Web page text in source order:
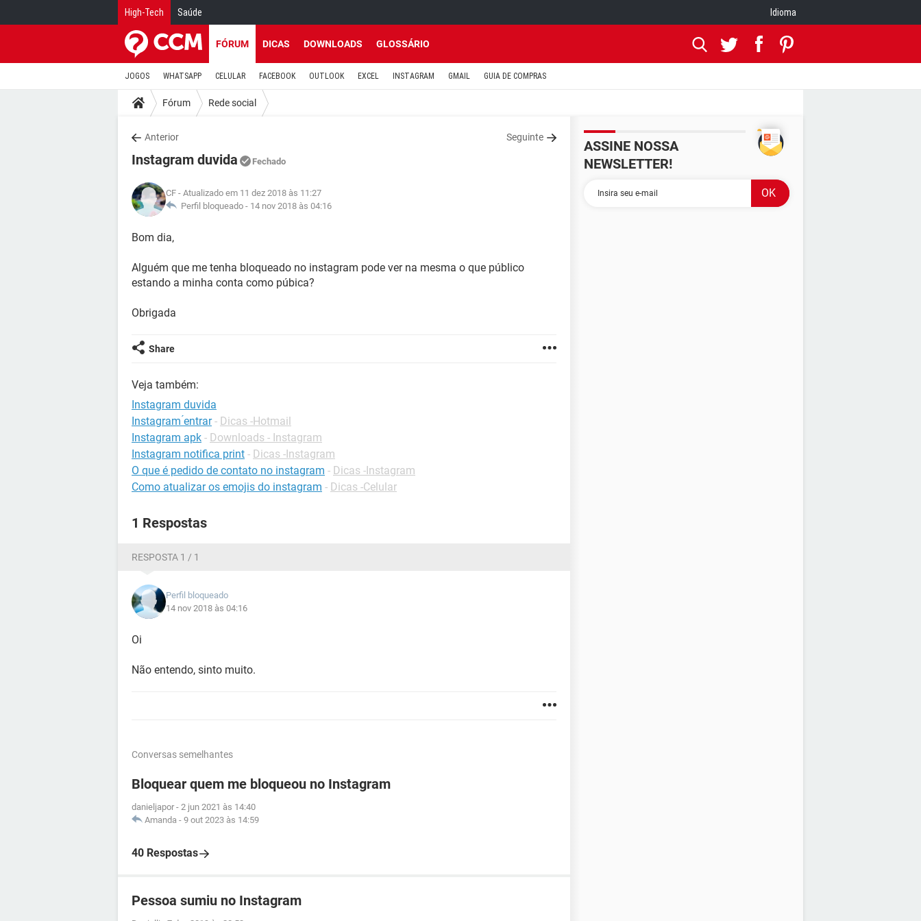
High-Tech Saúde Idioma
FÓRUM DICAS DOWNLOADS GLOSSÁRIO
JOGOS WHATSAPP CELULAR FACEBOOK OUTLOOK EXCEL INSTAGRAM GMAIL GUIA DE COMPRAS
Fórum Rede social
Anterior Seguinte
Instagram duvida Fechado
CF - Atualizado em 11 dez 2018 às 11:27
Perfil bloqueado - 14 nov 2018 às 04:16
Bom dia,
Alguém que me tenha bloqueado no instagram pode ver na mesma o que público
estando a minha conta como púbica?
Obrigada
Share
Veja também:
Instagram duvida
Instagram ́entrar - Dicas -Hotmail
Instagram apk - Downloads - Instagram
Instagram notifica print - Dicas -Instagram
O que é pedido de contato no instagram - Dicas -Instagram
Como atualizar os emojis do instagram - Dicas -Celular
1 Respostas
RESPOSTA 1 / 1
Perfil bloqueado
14 nov 2018 às 04:16
Oi
Não entendo, sinto muito.
Conversas semelhantes
Bloquear quem me bloqueou no Instagram
danieljapor - 2 jun 2021 às 14:40
Amanda - 9 out 2023 às 14:59
40 Respostas
Pessoa sumiu no Instagram
ASSINE NOSSA
NEWSLETTER!